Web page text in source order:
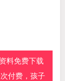
料免费下载
付费，孩子